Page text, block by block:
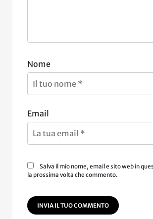
Nome
Email
Salva il mio nome, email e sito web in
la prossima volta che commento.
INVIA IL TUO COMMENTO